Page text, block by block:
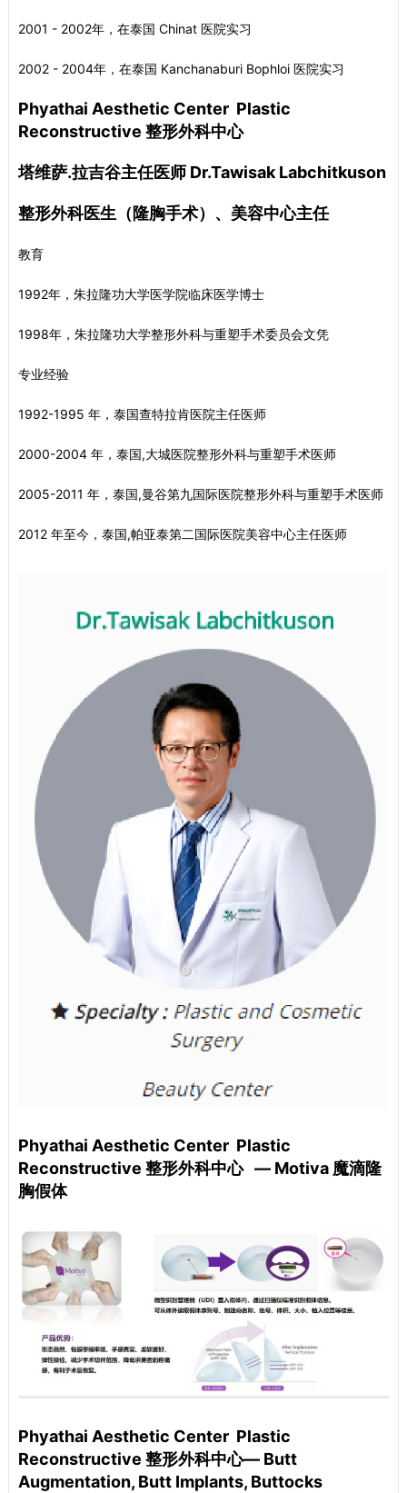
2001 - 2002年，在泰国 Chinat 医院实习
2002 - 2004年，在泰国 Kanchanaburi Bophloi 医院实习
Phyathai Aesthetic Center Plastic
Reconstructive 整形外科中心
塔维萨.拉吉谷主任医师 Dr.Tawisak Labchitkuson
整形外科医生（隆胸手术）、美容中心主任
教育
1992年，朱拉隆功大学医学院临床医学博士
1998年，朱拉隆功大学整形外科与重塑手术委员会文凭
专业经验
1992-1995 年，泰国查特拉肯医院主任医师
2000-2004 年，泰国,大城医院整形外科与重塑手术医师
2005-2011 年，泰国,曼谷第九国际医院整形外科与重塑手术医师
2012 年至今，泰国,帕亚泰第二国际医院美容中心主任医师
Phyathai Aesthetic Center Plastic
Reconstructive 整形外科中心 — Motiva 魔滴隆
胸假体
Phyathai Aesthetic Center Plastic
Reconstructive 整形外科中心— Butt
Augmentation, Butt Implants, Buttocks